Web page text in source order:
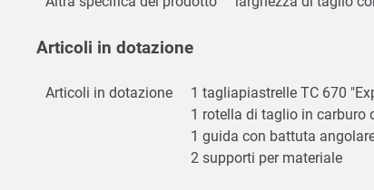
Articoli in dotazione
Articoli in dotazione
1 tagliapiastrelle TC 670
1 rotella di taglio in carburo
1 guida con battuta
2 supporti per materiale